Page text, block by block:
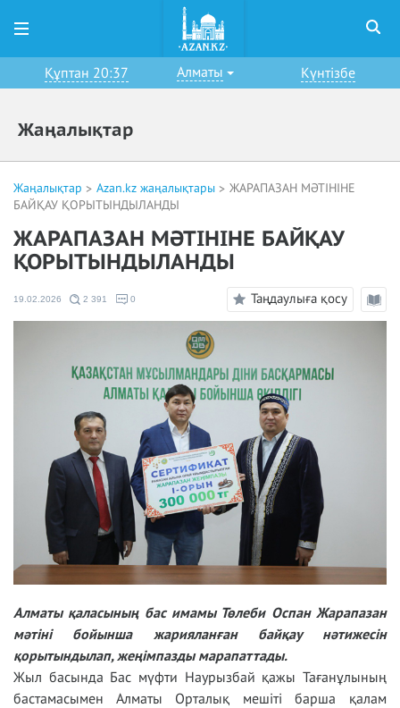
Құптан 20:37 Алматы Күнтізбе
Жаңалықтар
Жаңалықтар Azan.kz жаңалықтары
ЖАРАПАЗАН МӘТІНІНЕ
БАЙҚАУ ҚОРЫТЫНДЫЛАНДЫ
ЖАРАПАЗАН МӘТІНІНЕ БАЙҚАУ
ҚОРЫТЫНДЫЛАНДЫ
19.02.2026 2 391 0
Таңдаулыға қосу
Оқу
Алматы қаласының бас имамы Төлеби Оспан Жарапазан
мәтіні бойынша жарияланған байқау нәтижесін
қорытындылап, жеңімпазды марапаттады.
Жыл басында Бас мүфти Наурызбай қажы Тағанұлының
бастамасымен Алматы Орталық мешіті барша қалам